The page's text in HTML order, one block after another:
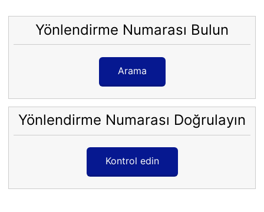
Yönlendirme Numarası Bulun
Arama
Yönlendirme Numarası Doğrulayın
Kontrol edin